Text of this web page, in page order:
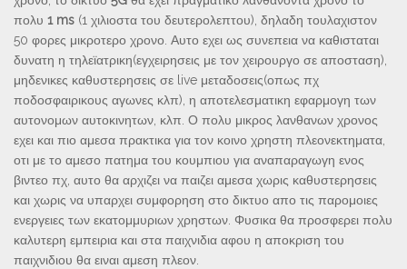
πολυ 1 ms (1 χιλιοστα του δευτερολεπτου), δηλαδη τουλαχιστον
50 φορες μικροτερο χρονο. Αυτο εχει ως συνεπεια να καθισταται
δυνατη η τηλεϊατρικη(εγχειρησεις με τον χειρουργο σε αποσταση),
μηδενικες καθυστερησεις σε live μεταδοσεις(οπως πχ
ποδοσφαιρικους αγωνες κλπ), η αποτελεσματικη εφαρμογη των
αυτονομων αυτοκινητων, κλπ. Ο πολυ μικρος λανθανων χρονος
εχει και πιο αμεσα πρακτικα για τον κοινο χρηστη πλεονεκτηματα,
οτι με το αμεσο πατημα του κουμπιου για αναπαραγωγη ενος
βιντεο πχ, αυτο θα αρχιζει να παιζει αμεσα χωρις καθυστερησεις
και χωρις να υπαρχει συμφορηση στο δικτυο απο τις παρομοιες
ενεργειες των εκατομμυριων χρηστων. Φυσικα θα προσφερει πολυ
καλυτερη εμπειρια και στα παιχνιδια αφου η αποκριση του
παιχνιδιου θα ειναι αμεση πλεον.